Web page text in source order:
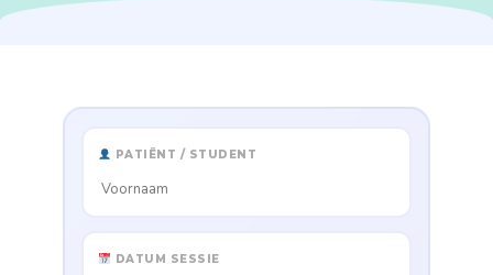
PATIËNT / STUDENT
DATUM SESSIE